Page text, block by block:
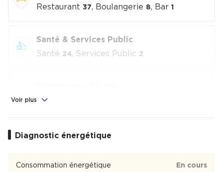
Restaurant 37, Boulangerie 8, Bar 1
Santé & Services Public
Santé 24, Services Public 2
Alimentation
Voir plus
Diagnostic énergétique
Consommation énergétique En cours